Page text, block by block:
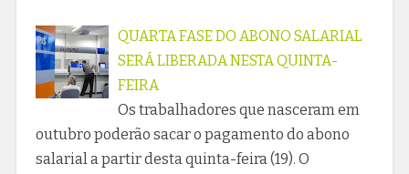
QUARTA FASE DO ABONO SALARIAL
SERÁ LIBERADA NESTA QUINTA-
FEIRA
Os trabalhadores que nasceram em
outubro poderão sacar o pagamento do abono
salarial a partir desta quinta-feira (19). O